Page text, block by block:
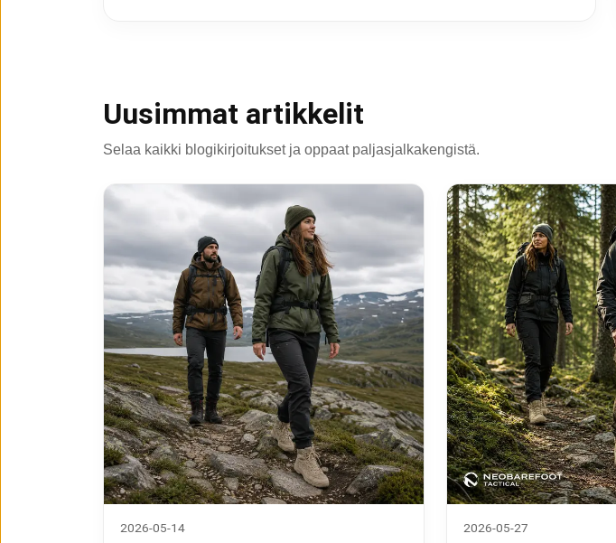
Uusimmat artikkelit
Selaa kaikki blogikirjoitukset ja oppaat paljasjalkakengistä.
2026-05-14 2026-05-27